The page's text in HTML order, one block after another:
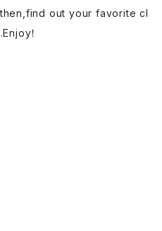
out your favorite cl
！